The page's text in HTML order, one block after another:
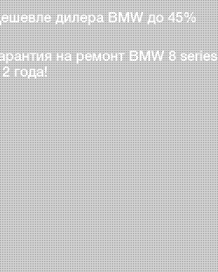
дилера BMW до 45%
на ремонт BMW 8 series
года!